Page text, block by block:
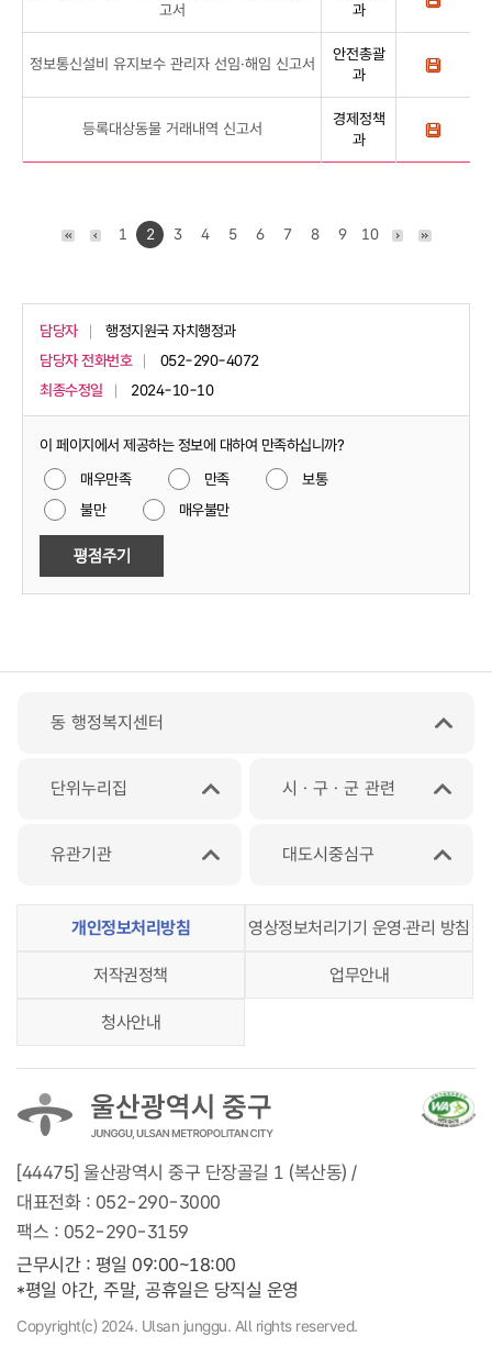
고서
과
정보통신설비 유지보수 관리자 선임·해임 신고서
안전총괄
과
등록대상동물 거래내역 신고서
경제정책
과
1 2 3 4 5 6 7 8 9 10
담당자
행정지원국 자치행정과
담당자 전화번호
052-290-4072
최종수정일
2024-10-10
이 페이지에서 제공하는 정보에 대하여 만족하십니까?
매우만족
만족
보통
불만
매우불만
동 행정복지센터
단위누리집 시ㆍ구ㆍ군 관련
유관기관 대도시중심구
개인정보처리방침 영상정보처리기기 운영‧관리 방침
저작권정책 업무안내
청사안내
[44475] 울산광역시 중구 단장골길 1 (복산동) /
대표전화 : 052-290-3000
팩스 : 052-290-3159
근무시간 : 평일 09:00~18:00
*평일 야간, 주말, 공휴일은 당직실 운영
Copyright(c) 2024. Ulsan junggu. All rights reserved.